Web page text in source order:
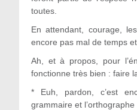
toutes.
En attendant, courage,
encore pas mal de temps et
Ah, et à propos, pour
fonctionne très bien : faire
* Euh, pardon, c’est
grammaire et l’orthographe